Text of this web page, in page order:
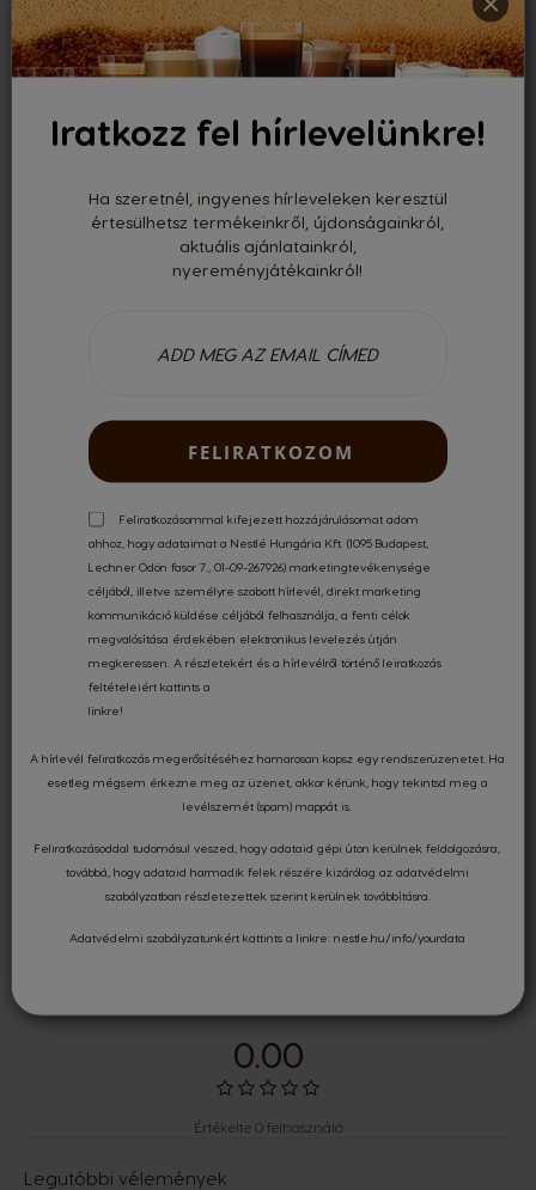
kapacitása
Maximum 96
33,5 x 55 cm
Anyaga
70%-ban
polietilénből (HDPE)
készült, és a
visszagyűjtési
folyamat során, a
gyűjtőpontjainkon
leadva
kerül.
Iratkozz fel hírlevelünkre!
Ha szeretnél, ingyenes hírleveleken keresztül
értesülhetsz termékeinkről, újdonságainkról,
aktuális ajánlatainkról,
nyereményjátékainkról!
FELIRATKOZOM
Feliratkozásommal kifejezett hozzájárulásomat adom
ahhoz, hogy adataimat a Nestlé Hungária Kft. (1095 Budapest,
Lechner Ödön fasor 7., 01-09-267926) marketingtevékenysége
céljából, illetve személyre szabott hírlevél, direkt marketing
kommunikáció küldése céljából felhasználja, a fenti célok
megvalósítása érdekében elektronikus levelezés útján
megkeressen. A részletekért és a hírlevélről történő leiratkozás
feltételeiért kattints a
linkre!
A hírlevél feliratkozás megerősítéséhez hamarosan kapsz egy rendszerüzenetet. Ha
esetleg mégsem érkezne meg az üzenet, akkor kérünk, hogy tekintsd meg a
levélszemét (spam) mappát is.
Feliratkozásoddal tudomásul veszed, hogy adataid gépi úton kerülnek feldolgozásra,
továbbá, hogy adataid harmadik felek részére kizárólag azadatvédelmi
szabályzatban részletezettek szerint kerülnek továbbításra.
Adatvédelmi szabályzatunkért kattints a linkre:nestle.hu/info/yourdata
Értékelések és vélemények
0.00
Értékelte 0 felhasználó
Legutóbbi vélemények